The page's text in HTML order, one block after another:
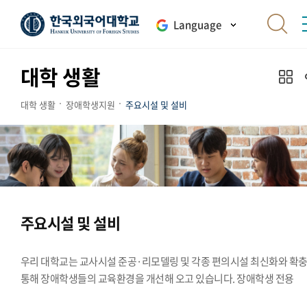
Language
대학 생활
대학 생활 장애학생지원 주요시설 및 설비
주요시설 및 설비
우리 대학교는 교사시설 준공·리모델링 및 각종 편의시설 최신화와 확
통해 장애학생들의 교육환경을 개선해 오고 있습니다. 장애학생 전용